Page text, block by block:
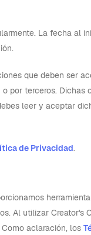
La fecha al
que deben ser
por terceros. Dichas
leer y aceptar
de Privacidad.
Al utilizar Creator's
aclaración, los